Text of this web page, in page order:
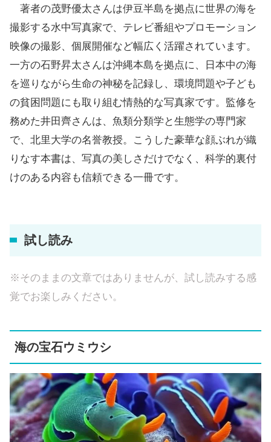
著者の茂野優太さんは伊豆半島を拠点に世界の海を
撮影する水中写真家で、テレビ番組やプロモーション
映像の撮影、個展開催など幅広く活躍されています。
一方の石野昇太さんは沖縄本島を拠点に、日本中の海
を巡りながら生命の神秘を記録し、環境問題や子ども
の貧困問題にも取り組む情熱的な写真家です。監修を
務めた井田齊さんは、魚類分類学と生態学の専門家
で、北里大学の名誉教授。こうした豪華な顔ぶれが織
りなす本書は、写真の美しさだけでなく、科学的裏付
けのある内容も信頼できる一冊です。
試し読み
※そのままの文章ではありませんが、試し読みする感
覚でお楽しみください。
海の宝石ウミウシ